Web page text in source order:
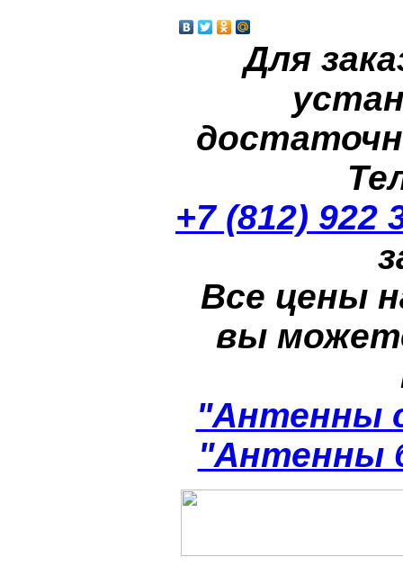
Для
+7 (812) 922
Все цены
вы
"Антенны
"Антенны